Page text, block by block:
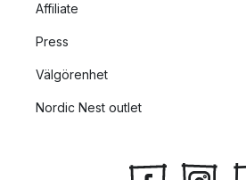
Affiliate
Press
Välgörenhet
Nordic Nest outlet